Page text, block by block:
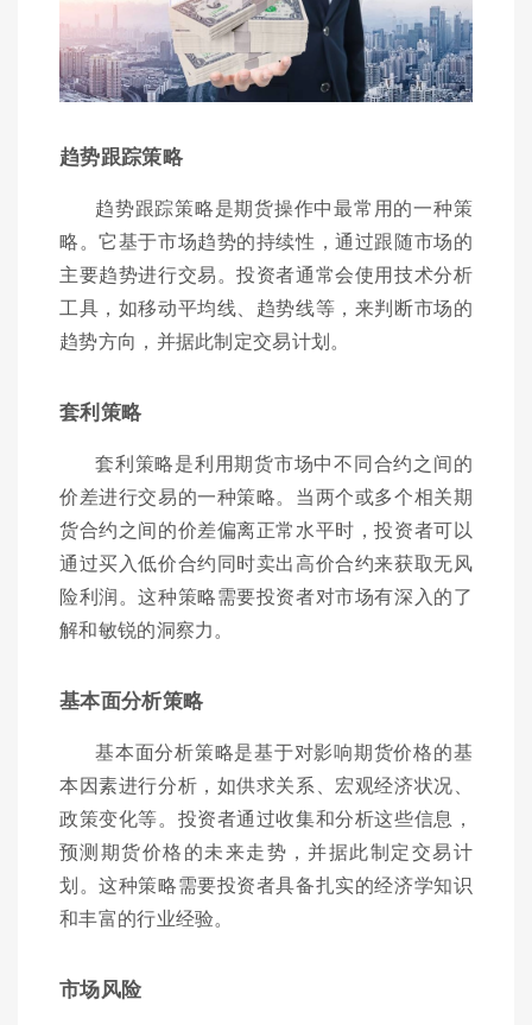
趋势跟踪策略
趋势跟踪策略是期货操作中最常用的一种策
略。它基于市场趋势的持续性，通过跟随市场的
主要趋势进行交易。投资者通常会使用技术分析
工具，如移动平均线、趋势线等，来判断市场的
趋势方向，并据此制定交易计划。
套利策略
套利策略是利用期货市场中不同合约之间的
价差进行交易的一种策略。当两个或多个相关期
货合约之间的价差偏离正常水平时，投资者可以
通过买入低价合约同时卖出高价合约来获取无风
险利润。这种策略需要投资者对市场有深入的了
解和敏锐的洞察力。
基本面分析策略
基本面分析策略是基于对影响期货价格的基
本因素进行分析，如供求关系、宏观经济状况、
政策变化等。投资者通过收集和分析这些信息，
预测期货价格的未来走势，并据此制定交易计
划。这种策略需要投资者具备扎实的经济学知识
和丰富的行业经验。
市场风险